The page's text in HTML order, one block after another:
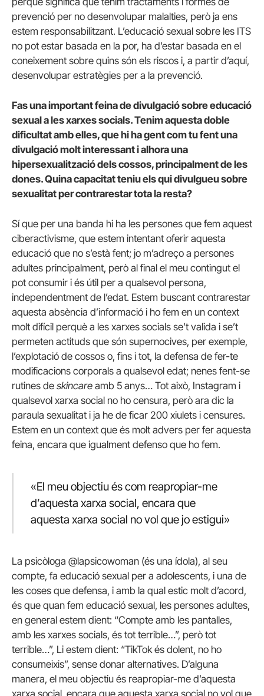
prevenció per no desenvolupar malalties, però ja ens
estem responsabilitzant. L’educació sexual sobre les ITS
no pot estar basada en la por, ha d’estar basada en el
coneixement sobre quins són els riscos i, a partir d’aquí,
desenvolupar estratègies per a la prevenció.
Fas una important feina de divulgació sobre educació
sexual a les xarxes socials. Tenim aquesta doble
dificultat amb elles, que hi ha gent com tu fent una
divulgació molt interessant i alhora una
hipersexualització dels cossos, principalment de les
dones. Quina capacitat teniu els qui divulgueu sobre
sexualitat per contrarestar tota la resta?
Sí que per una banda hi ha les persones que fem aquest
ciberactivisme, que estem intentant oferir aquesta
educació que no s’està fent; jo m’adreço a persones
adultes principalment, però al final el meu contingut el
pot consumir i és útil per a qualsevol persona,
independentment de l’edat. Estem buscant contrarestar
aquesta absència d’informació i ho fem en un context
molt difícil perquè a les xarxes socials se’t valida i se’t
permeten actituds que són supernocives, per exemple,
l’explotació de cossos o, fins i tot, la defensa de fer-te
modificacions corporals a qualsevol edat; nenes fent-se
rutines de skincare amb 5 anys… Tot això, Instagram i
qualsevol xarxa social no ho censura, però ara dic la
paraula sexualitat i ja he de ficar 200 xiulets i censures.
Estem en un context que és molt advers per fer aquesta
feina, encara que igualment defenso que ho fem.
«El meu objectiu és com reapropiar-me
d’aquesta xarxa social, encara que
aquesta xarxa social no vol que jo estigui»
La psicòloga @lapsicowoman (és una ídola), al seu
compte, fa educació sexual per a adolescents, i una de
les coses que defensa, i amb la qual estic molt d’acord,
és que quan fem educació sexual, les persones adultes,
en general estem dient: “Compte amb les pantalles,
amb les xarxes socials, és tot terrible…”, però tot
terrible…”, Li estem dient: “TikTok és dolent, no ho
consumeixis”, sense donar alternatives. D’alguna
manera, el meu objectiu és reapropiar-me d’aquesta